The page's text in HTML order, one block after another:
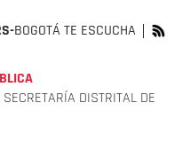
BOGOTÁ TE ESCUCHA
DISTRITAL DE